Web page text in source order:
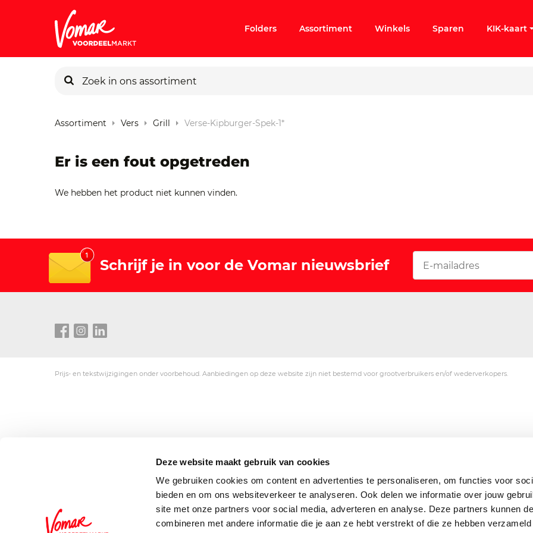
Deze website maakt gebruik van cookies
We gebruiken cookies om content en advertenties te personaliseren, om functies voor
bieden en om ons websiteverkeer te analyseren. Ook delen we informatie over jouw
site met onze partners voor social media, adverteren en analyse. Deze partners kunnen
combineren met andere informatie die je aan ze hebt verstrekt of die ze hebben
Pincode vergeten
Folders Assortiment Winkels Sparen KIK-kaart
Assortiment Vers Grill Verse-Kipburger-Spek-1*
Er is een fout opgetreden
We hebben het product niet kunnen vinden.
Schrijf je in voor de Vomar nieuwsbrief
Prijs- en tekstwijzigingen onder voorbehoud. Aanbiedingen op deze website zijn niet bestemd voor grootverbruikers en/of wederverkopers.